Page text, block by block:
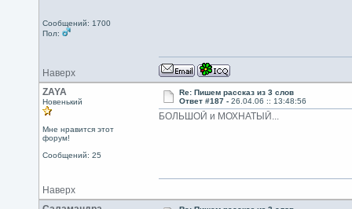
Сообщений: 1700
Пол:
Наверх
ZAYA
Новенький
Мне нравится этот
форум!
Сообщений: 25
Re: Пишем рассказ из 3 слов
Ответ #187 - 26.04.06 :: 13:48:56
БОЛЬШОЙ и МОХНАТЫЙ...
Наверх